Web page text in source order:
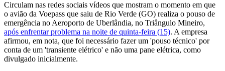
Circulam nas redes sociais vídeos que mostram o momento em que
o avião da Voepass que saiu de Rio Verde (GO) realiza o pouso de
emergência no Aeroporto de Uberlândia, no Triângulo Mineiro,
após enfrentar problema na noite de quinta-feira (15). A empresa
afirmou, em nota, que foi necessário fazer um 'pouso técnico' por
conta de um 'transiente elétrico' e não uma pane elétrica, como
divulgado inicialmente.